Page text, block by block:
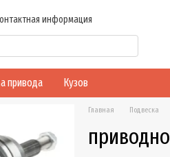
информация
привода Кузов
Главная Подвеска